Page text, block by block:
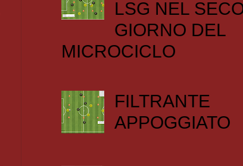
LSG NEL
GIORNO DEL
MICROCICLO
FILTRANTE
APPOGGIATO